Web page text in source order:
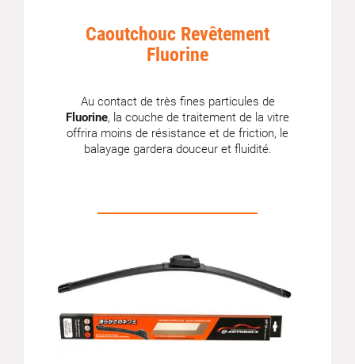
Caoutchouc Revêtement
Fluorine
Au contact de très fines particules de
Fluorine, la couche de traitement de la vitre
offrira moins de résistance et de friction, le
balayage gardera douceur et fluidité.